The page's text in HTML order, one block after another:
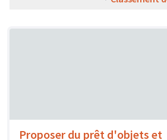
Proposer du prêt d'objets et